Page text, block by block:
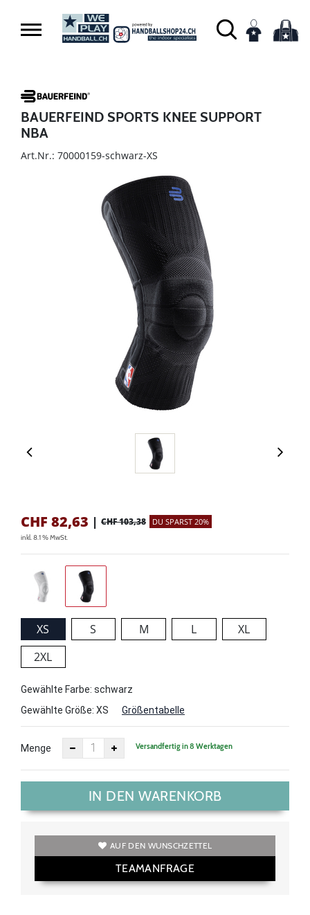
BAUERFEIND SPORTS KNEE SUPPORT
NBA
Art.Nr.: 70000159-schwarz-XS
CHF 82,63 | CHF 103,38 DU SPARST 20%
inkl. 8.1 % MwSt.
XS S M L
XL
2XL
Gewählte Farbe: schwarz
Gewählte Größe: XS Größentabelle
Menge Versandfertig in 8 Werktagen
IN DEN WARENKORB
AUF DEN WUNSCHZETTEL
TEAMANFRAGE